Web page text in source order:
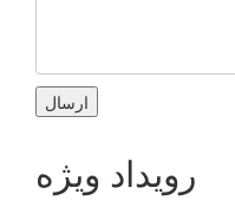
رویداد ویژه